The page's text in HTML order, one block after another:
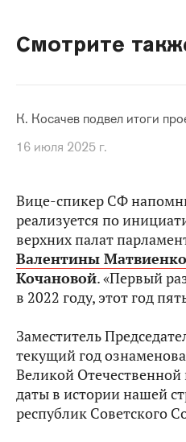
Смотрите
К. Косачев подвел итоги
16 июля 2025 г.
Вице-спикер СФ
реализуется по
верхних палат
Валентины Матвиенко
Кочановой. «Первый
в 2022 году, этот год
Заместитель
текущий год
Великой
даты в истории нашей
республик Советского